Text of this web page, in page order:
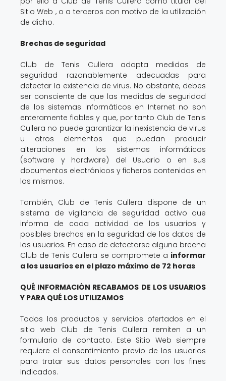
Sitio Web , o a terceros con motivo de la utilización
de dicho.
Brechas de seguridad
Club de Tenis Cullera adopta medidas de
seguridad razonablemente adecuadas para
detectar la existencia de virus. No obstante, debes
ser consciente de que las medidas de seguridad
de los sistemas informáticos en Internet no son
enteramente fiables y que, por tanto Club de Tenis
Cullera no puede garantizar la inexistencia de virus
u otros elementos que puedan producir
alteraciones en los sistemas informáticos
(software y hardware) del Usuario o en sus
documentos electrónicos y ficheros contenidos en
los mismos.
También, Club de Tenis Cullera dispone de un
sistema de vigilancia de seguridad activo que
informa de cada actividad de los usuarios y
posibles brechas en la seguridad de los datos de
los usuarios. En caso de detectarse alguna brecha
Club de Tenis Cullera se compromete a informar
a los usuarios en el plazo máximo de 72 horas.
QUÉ INFORMACIÓN RECABAMOS DE LOS USUARIOS
Y PARA QUÉ LOS UTILIZAMOS
Todos los productos y servicios ofertados en el
sitio web Club de Tenis Cullera remiten a un
formulario de contacto. Este Sitio Web siempre
requiere el consentimiento previo de los usuarios
para tratar sus datos personales con los fines
indicados.